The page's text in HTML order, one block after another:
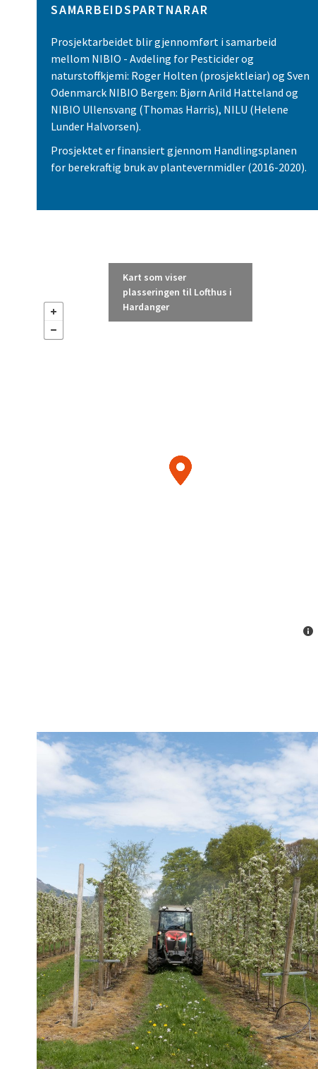
SAMARBEIDSPARTNARAR
Prosjektarbeidet blir gjennomført i samarbeid
mellom NIBIO - Avdeling for Pesticider og
naturstoffkjemi: Roger Holten (prosjektleiar) og Sven
Odenmarck NIBIO Bergen: Bjørn Arild Hatteland og
NIBIO Ullensvang (Thomas Harris), NILU (Helene
Lunder Halvorsen).
Prosjektet er finansiert gjennom Handlingsplanen
for berekraftig bruk av plantevernmidler (2016-2020).
Kart som viser
plasseringen til Lofthus i
Hardanger